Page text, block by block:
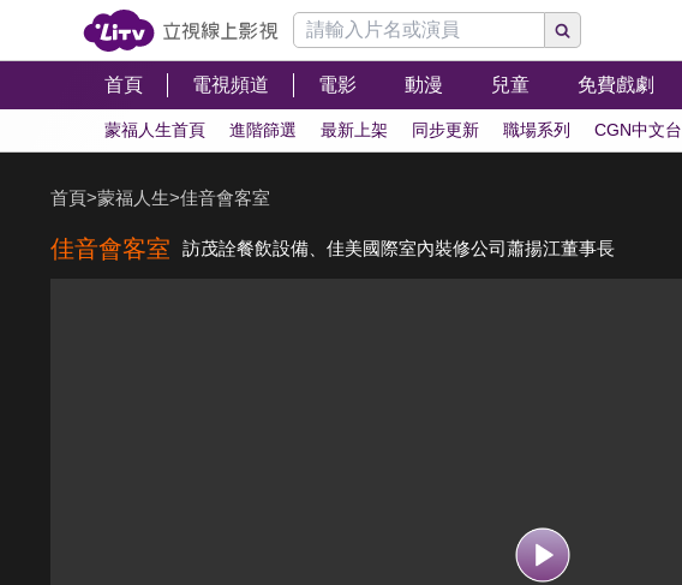
首頁 電視頻道 電影 動漫 兒童 免費戲劇
蒙福人生首頁 進階篩選 最新上架 同步更新 職場系列 CGN中文台
首頁>蒙福人生>佳音會客室
佳音會客室 訪茂詮餐飲設備、佳美國際室內裝修公司蕭揚江董事長